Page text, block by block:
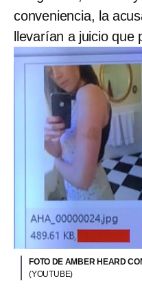
conveniencia, la
llevarían a juicio
FOTO DE AMBER HEARD
(YOUTUBE)